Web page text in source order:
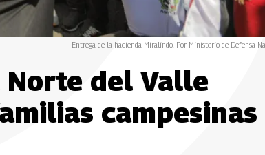
Entrega de la hacienda Miralindo. Por Ministerio de Defensa
del Valle
campesinas